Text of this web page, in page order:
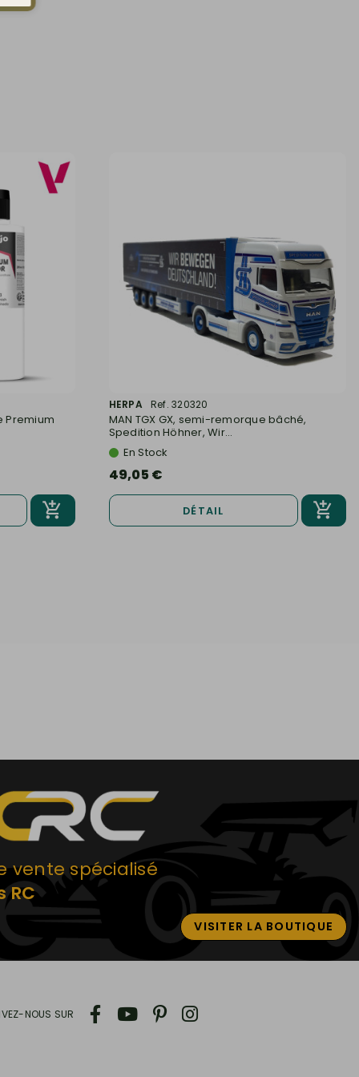
Premium
HERPA Ref. 320320
MAN TGX GX, semi-remorque bâché,
Spedition Höhner, Wir...
En Stock
49,05 €
DÉTAIL
vente spécialisé
RC
VISITER LA BOUTIQUE
NOUS SUR